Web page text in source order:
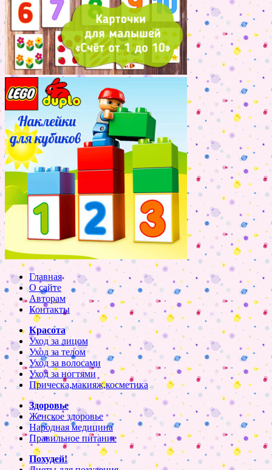
Главная
О сайте
Авторам
Контакты
Красота
Уход за лицом
Уход за телом
Уход за волосами
Уход за ногтями
Прическа,макияж,косметика
Здоровье
Женское здоровье
Народная медицина
Правильное питание
Похудей!